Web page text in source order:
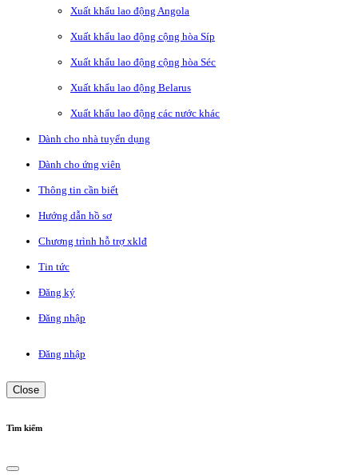
Xuất khẩu lao động Angola
Xuất khẩu lao động cộng hòa Síp
Xuất khẩu lao động cộng hòa Séc
Xuất khẩu lao động Belarus
Xuất khẩu lao động các nước khác
Dành cho nhà tuyển dụng
Dành cho ứng viên
Thông tin cần biết
Hướng dẫn hồ sơ
Chương trình hỗ trợ xklđ
Tin tức
Đăng ký
Đăng nhập
Đăng nhập
Close
Tìm kiếm